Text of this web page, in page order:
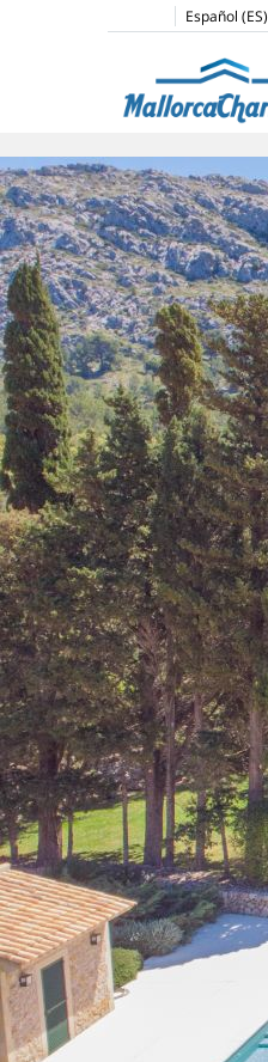
Español (ES)